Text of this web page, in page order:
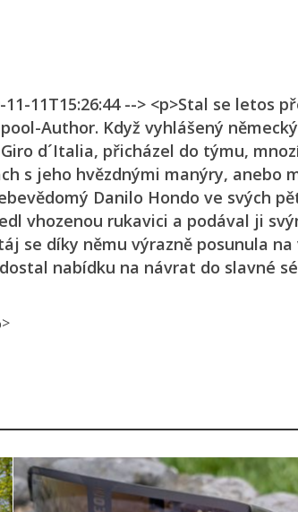
11T15:26:44 --> <p>Stal se letos
Author. Když vyhlášený
d´Italia, přicházel do týmu,
s jeho hvězdnými manýry, anebo
Danilo Hondo ve svých
vhozenou rukavici a podával ji
se díky němu výrazně posunula na
nabídku na návrat do slavné